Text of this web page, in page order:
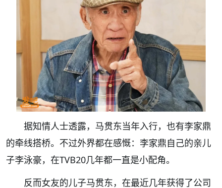
据知情人士透露，马贯东当年入行，也有李家鼎
的牵线搭桥。不过外界都在感慨：李家鼎自己的亲儿
子李泳豪，在TVB20几年都一直是小配角。
反而女友的儿子马贯东，在最近几年获得了公司